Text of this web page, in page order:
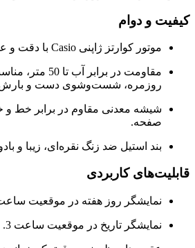
کیفیت و دوام
موتور کوارتز ژاپنی Casio با دقت و عملکرد بالا.
مقاومت در برابر
روزمره، شست‌وشوی دست و بارش
شیشه معدنی مقاوم در برابر خط
صفحه.
بند استیل ضد زنگ نقره‌ای، زیبا و
قابلیت‌های کاربردی
نمایشگر روز هفته در موقعیت ساعت
نمایشگر تاریخ در موقعیت ساعت 3.